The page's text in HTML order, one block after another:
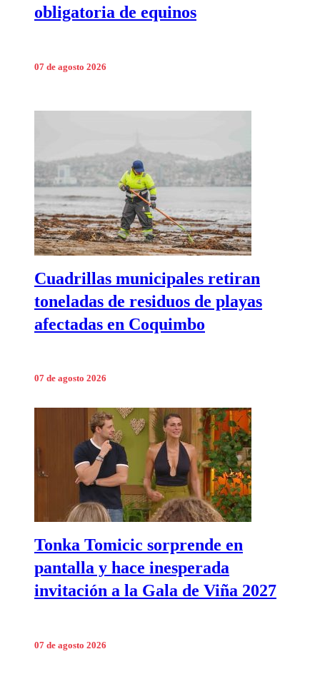
obligatoria de equinos
07 de agosto 2026
Cuadrillas municipales retiran
toneladas de residuos de playas
afectadas en Coquimbo
07 de agosto 2026
Tonka Tomicic sorprende en
pantalla y hace inesperada
invitación a la Gala de Viña 2027
07 de agosto 2026